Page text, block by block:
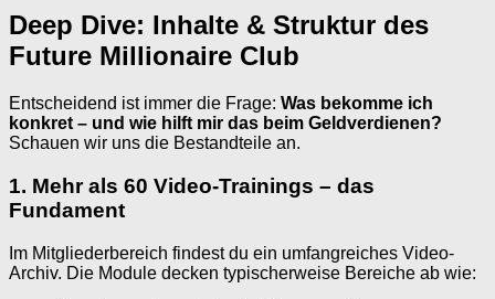
Deep Dive: Inhalte & Struktur des
Future Millionaire Club
Entscheidend ist immer die Frage: Was bekomme ich
konkret – und wie hilft mir das beim Geldverdienen?
Schauen wir uns die Bestandteile an.
1. Mehr als 60 Video-Trainings – das
Fundament
Im Mitgliederbereich findest du ein umfangreiches Video-
Archiv. Die Module decken typischerweise Bereiche ab wie: